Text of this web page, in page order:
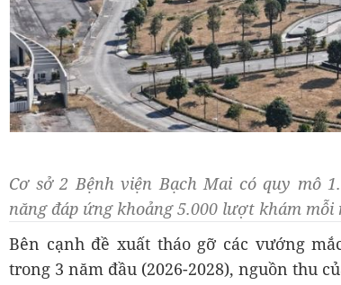
Cơ sở 2 Bệnh viện Bạch Mai có quy mô
năng đáp ứng khoảng 5.000 lượt khám mỗi
Bên cạnh đề xuất tháo gỡ các vướng
trong 3 năm đầu (2026-2028), nguồn thu